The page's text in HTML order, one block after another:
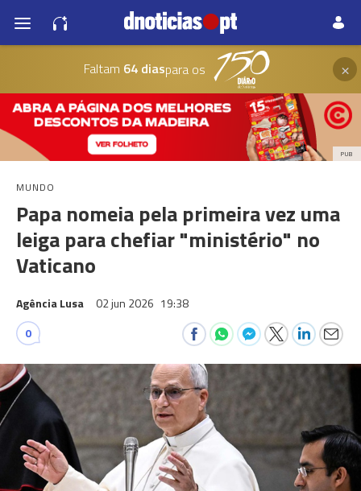
Faltam 64 diaspara os ×
PUB
MUNDO
Papa nomeia pela primeira vez uma
leiga para chefiar "ministério" no
Vaticano
Agência Lusa 02 jun 2026 19:38
0